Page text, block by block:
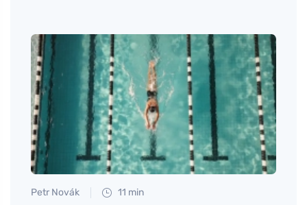
Petr Novák 11 min